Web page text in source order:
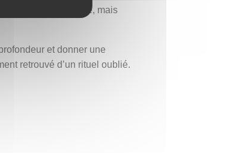
la pierre, mais
et donner une
retrouvé d’un rituel oublié.